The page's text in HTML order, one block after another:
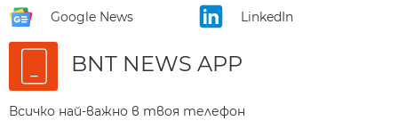
Google News LinkedIn
BNT NEWS APP
Всичко най-важно в твоя телефон